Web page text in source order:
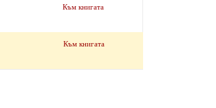
Към книгата
Към книгата